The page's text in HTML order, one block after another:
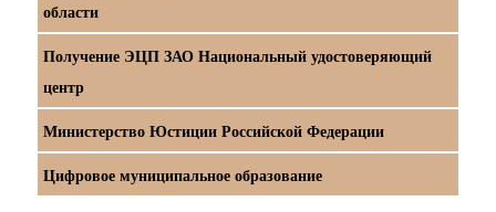
области
Получение ЭЦП ЗАО Национальный удостоверяющий
центр
Министерство Юстиции Российской Федерации
Цифровое муниципальное образование